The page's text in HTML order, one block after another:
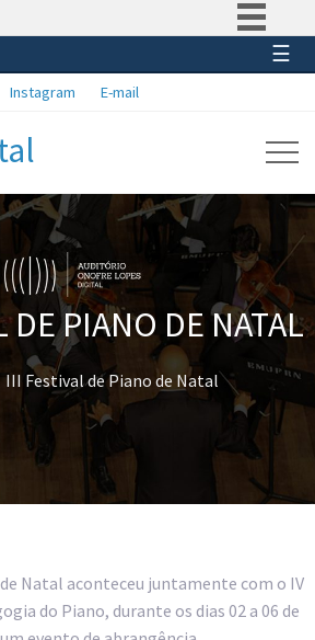
Simplifique!
Acesso à informação
Legislação
Canais
☰
Instagram E-mail
DE PIANO DE NATAL
III Festival de Piano de Natal
Natal aconteceu juntamente com o IV
do Piano, durante os dias 02 a 06 de